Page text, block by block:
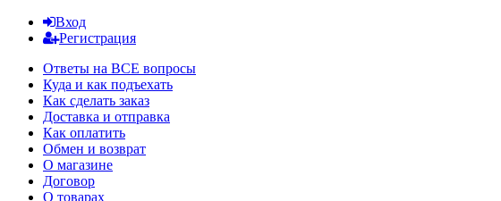
Вход
Регистрация
Ответы на ВСЕ вопросы
Куда и как подъехать
Как сделать заказ
Доставка и отправка
Как оплатить
Обмен и возврат
О магазине
Договор
О товарах